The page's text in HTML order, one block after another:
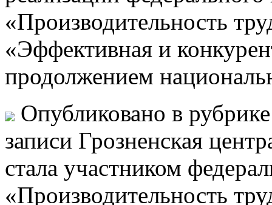
«Производительность
«Эффективная и
продолжением
Опубликовано в
записи Грозненская
стала участником
«Производительность